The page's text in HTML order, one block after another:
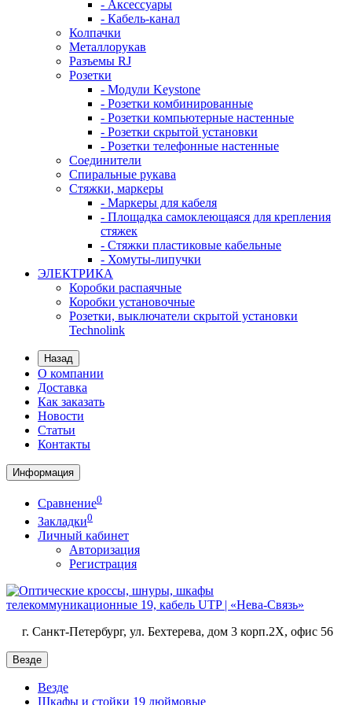
- Аксессуары
- Кабель-канал
Колпачки
Металлорукав
Разъемы RJ
Розетки
- Модули Keystone
- Розетки комбинированные
- Розетки компьютерные настенные
- Розетки скрытой установки
- Розетки телефонные настенные
Соединители
Спиральные рукава
Стяжки, маркеры
- Маркеры для кабеля
- Площадка самоклеющаяся для крепления
стяжек
- Стяжки пластиковые кабельные
- Хомуты-липучки
ЭЛЕКТРИКА
Коробки распаячные
Коробки установочные
Розетки, выключатели скрытой установки
Technolink
Назад
О компании
Доставка
Как заказать
Новости
Статьи
Контакты
Информация
Сравнение0
Закладки0
Личный кабинет
Авторизация
Регистрация
г. Санкт-Петербург, ул. Бехтерева, дом 3 корп.2X, офис 56
Везде
Везде
Шкафы и стойки 19 дюймовые